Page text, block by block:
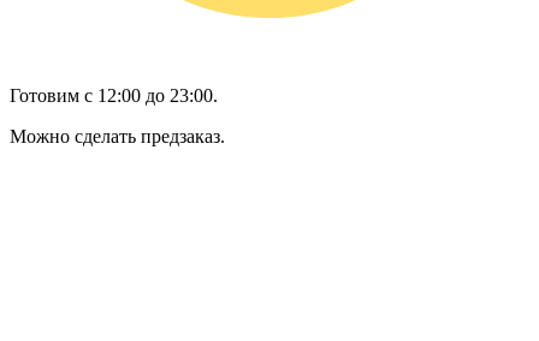
Готовим с 12:00 до 23:00.
Можно сделать предзаказ.